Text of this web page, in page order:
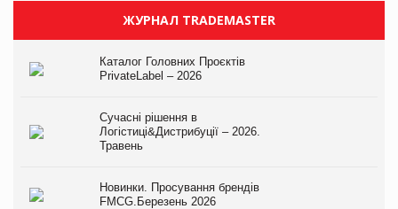
ЖУРНАЛ TRADEMASTER
Каталог Головних Проєктів
PrivateLabel – 2026
Сучасні рішення в
Логістиці&Дистрибуції – 2026.
Травень
Новинки. Просування брендів
FMCG.Березень 2026